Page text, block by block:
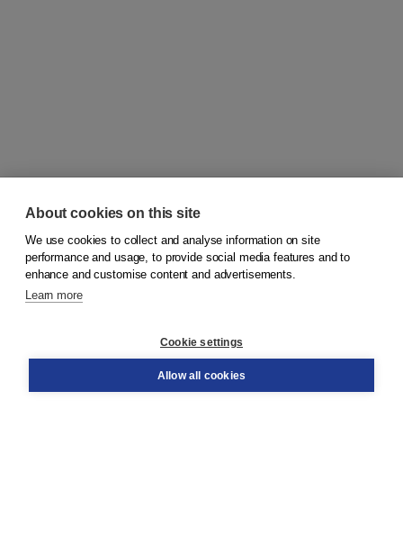
© 2026Koninklijke Boom uitgevers
Order
About cookies on this site
We use cookies to collect and analyse information on site
performance and usage, to provide social media features and to
enhance and customise content and advertisements.
Learn more
Cookie settings
Allow all cookies